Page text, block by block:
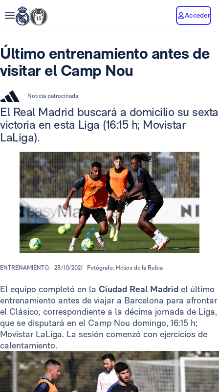
Acceder
Último entrenamiento antes de
visitar el Camp Nou
Noticia patrocinada
El Real Madrid buscará a domicilio su sexta
victoria en esta Liga (16:15 h; Movistar
LaLiga).
ENTRENAMIENTO. 23/10/2021 Fotógrafo: Helios de la Rubia
El equipo completó en la Ciudad Real Madrid el último
entrenamiento antes de viajar a Barcelona para afrontar
el Clásico, correspondiente a la décima jornada de Liga,
que se disputará en el Camp Nou domingo, 16:15 h;
Movistar LaLiga. La sesión comenzó con ejercicios de
calentamiento.